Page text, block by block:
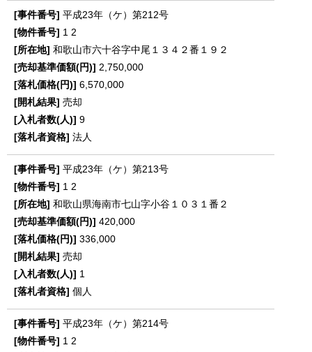
平成23年（ケ）第212号
1 2
和歌山市六十谷字中尾１３４２番１９２
2,750,000
6,570,000
売却
9
法人
平成23年（ケ）第213号
1 2
和歌山県海南市七山字小谷１０３１番２
420,000
336,000
売却
1
個人
平成23年（ケ）第214号
1 2